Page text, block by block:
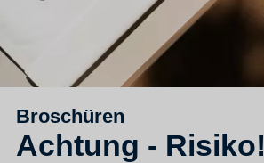
Broschüren
Achtung - Risiko!